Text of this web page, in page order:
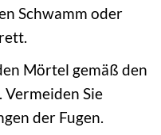
Schwamm oder
Mörtel gemäß den
Sie
der Fugen.